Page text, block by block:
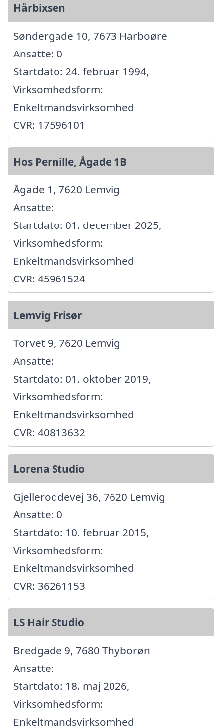
Hårbixsen
Søndergade 10, 7673 Harboøre
Ansatte: 0
Startdato: 24. februar 1994,
Virksomhedsform:
Enkeltmandsvirksomhed
CVR: 17596101
Hos Pernille, Ågade 1B
Ågade 1, 7620 Lemvig
Ansatte:
Startdato: 01. december 2025,
Virksomhedsform:
Enkeltmandsvirksomhed
CVR: 45961524
Lemvig Frisør
Torvet 9, 7620 Lemvig
Ansatte:
Startdato: 01. oktober 2019,
Virksomhedsform:
Enkeltmandsvirksomhed
CVR: 40813632
Lorena Studio
Gjelleroddevej 36, 7620 Lemvig
Ansatte: 0
Startdato: 10. februar 2015,
Virksomhedsform:
Enkeltmandsvirksomhed
CVR: 36261153
LS Hair Studio
Bredgade 9, 7680 Thyborøn
Ansatte:
Startdato: 18. maj 2026,
Virksomhedsform:
Enkeltmandsvirksomhed